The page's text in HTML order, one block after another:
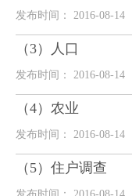
发布时间： 2016-08-14
（3）人口
发布时间： 2016-08-14
（4）农业
发布时间： 2016-08-14
（5）住户调查